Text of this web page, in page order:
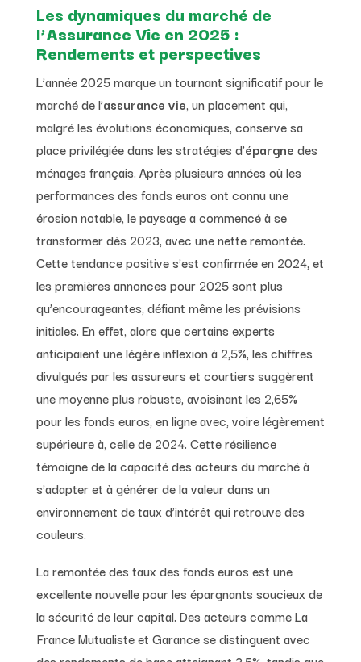
Les dynamiques du marché de
l’Assurance Vie en 2025 :
Rendements et perspectives
L’année 2025 marque un tournant significatif pour le
marché de l’assurance vie, un placement qui,
malgré les évolutions économiques, conserve sa
place privilégiée dans les stratégies d’épargne des
ménages français. Après plusieurs années où les
performances des fonds euros ont connu une
érosion notable, le paysage a commencé à se
transformer dès 2023, avec une nette remontée.
Cette tendance positive s’est confirmée en 2024, et
les premières annonces pour 2025 sont plus
qu’encourageantes, défiant même les prévisions
initiales. En effet, alors que certains experts
anticipaient une légère inflexion à 2,5%, les chiffres
divulgués par les assureurs et courtiers suggèrent
une moyenne plus robuste, avoisinant les 2,65%
pour les fonds euros, en ligne avec, voire légèrement
supérieure à, celle de 2024. Cette résilience
témoigne de la capacité des acteurs du marché à
s’adapter et à générer de la valeur dans un
environnement de taux d’intérêt qui retrouve des
couleurs.
La remontée des taux des fonds euros est une
excellente nouvelle pour les épargnants soucieux de
la sécurité de leur capital. Des acteurs comme La
France Mutualiste et Garance se distinguent avec